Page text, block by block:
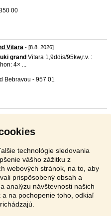
technológie sledovania
vášho zážitku z
webových stránok, na to, aby
prispôsobený obsah a
analýzu návštevnosti našich
a na pochopenie toho, odkiaľ
00
Vitara - [8.8. 2026]
grand Vitara 1,9ddis/95kw,r.v. :
4× ...
Bebravou - 957 01
grand
...
01
2 3 Ďalšia